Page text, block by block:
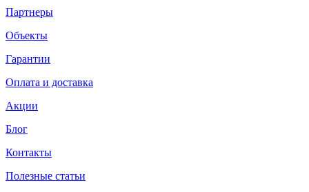
Партнеры
Объекты
Гарантии
Оплата и доставка
Акции
Блог
Контакты
Полезные статьи